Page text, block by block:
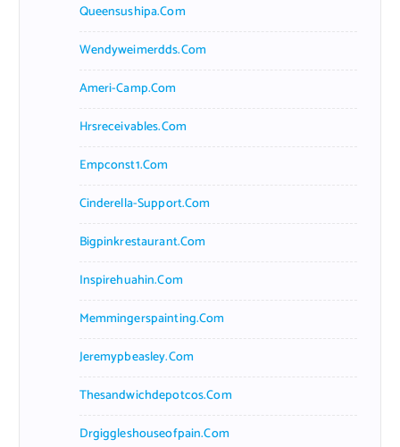
Queensushipa.com
Wendyweimerdds.com
Ameri-Camp.com
Hrsreceivables.com
Empconst1.com
Cinderella-Support.com
Bigpinkrestaurant.com
Inspirehuahin.com
Memmingerspainting.com
Jeremypbeasley.com
Thesandwichdepotcos.com
Drgiggleshouseofpain.com